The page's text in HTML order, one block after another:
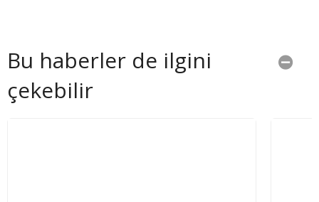
Bu haberler de ilgini
çekebilir